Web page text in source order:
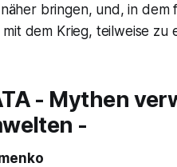
bringen, und, in
dem Krieg, teilweise
- Mythen
-